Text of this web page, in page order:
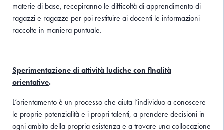
materie di base, recepiranno le difficoltà di apprendimento di
ragazzi e ragazze per poi restituire ai docenti le informazioni
raccolte in maniera puntuale.
Sperimentazione di attività ludiche con finalità
orientative.
L’orientamento è un processo che aiuta l’individuo a conoscere
le proprie potenzialità e i propri talenti, a prendere decisioni in
ogni ambito della propria esistenza e a trovare una collocazione